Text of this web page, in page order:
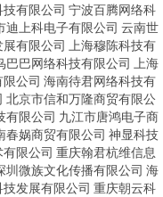
有限公司 宁波百腾网络科
迪上科电子有限公司 云南世
展有限公司
上海穆陈科技有
巴巴网络科技有限公司
上海
公司 海南待君网络科技有
北京市信和万隆商贸有限公
有限公司 九江市唐鸿电子商
春娲商贸有限公司 神显科技
限公司 重庆翰君杭维信息
圳微族文化传播有限公司 海
发展有限公司 重庆朝云科